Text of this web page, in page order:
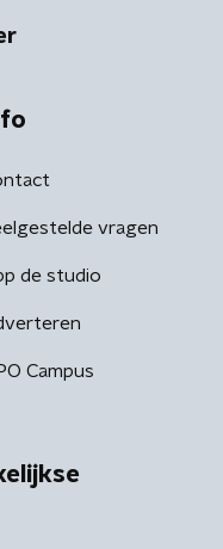
vragen
de studio
Campus